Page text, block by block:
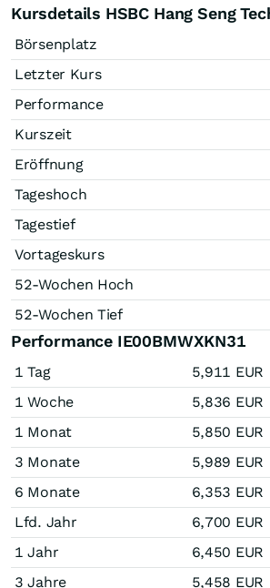
Kursdetails HSBC Hang Seng
Börsenplatz
Letzter Kurs
Performance
Kurszeit
Eröffnung
Tageshoch
Tagestief
Vortageskurs
52-Wochen Hoch
52-Wochen Tief
Performance IE00BMWXKN31
1 Tag 5,911 EUR
1 Woche
5,836 EUR
1 Monat
5,850 EUR
3 Monate
5,989 EUR
6 Monate
6,353 EUR
Lfd. Jahr
6,700 EUR
1 Jahr
6,450 EUR
3 Jahre
5,458 EUR